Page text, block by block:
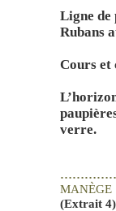
Ligne de
Rubans
Cours et
verre.
MANÈGE
(Extrait 4)